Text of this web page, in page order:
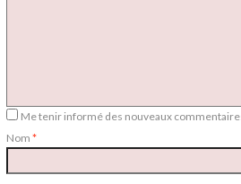
Me tenir informé des nouveaux
Nom *